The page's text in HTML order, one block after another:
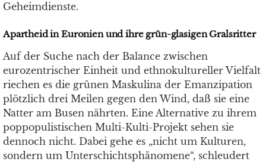
Geheimdienste.
Apartheid in Euronien und ihre grün-glasigen Gralsritter
Auf der Suche nach der Balance zwischen
eurozentrischer Einheit und ethnokultureller Vielfalt
riechen es die grünen Maskulina der Emanzipation
plötzlich drei Meilen gegen den Wind, daß sie eine
Natter am Busen nährten. Eine Alternative zu ihrem
poppopulistischen Multi-Kulti-Projekt sehen sie
dennoch nicht. Dabei gehe es „nicht um Kulturen,
sondern um Unterschichtsphänomene“, schleudert